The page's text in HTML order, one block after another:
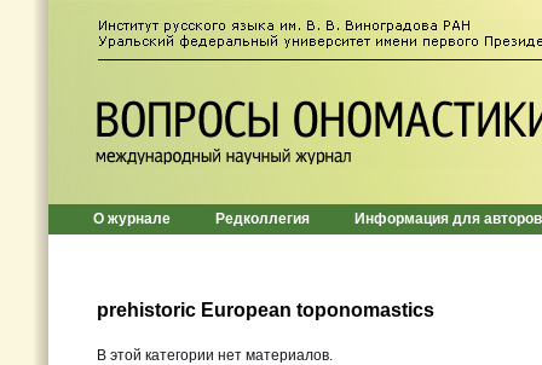
О журнале Редколлегия Информация для авторов
prehistoric European toponomastics
В этой категории нет материалов.